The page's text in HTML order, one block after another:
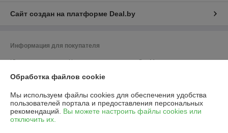
Сайт создан на платформе Deal.by
Информация для покупателя
Юридическое лицо:Частное предприятие «ЭльМор»
УНП: 191274425
Регистрационный орган: Мингорисполком
Обработка файлов cookie
Мы используем файлы cookies для обеспечения удобства
пользователей портала и предоставления персональных
рекомендаций. Вы можете настроить файлы cookies или
отключить их.